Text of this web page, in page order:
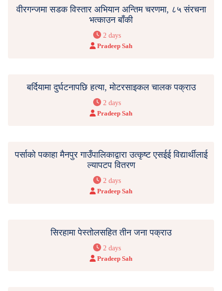
वीरगन्जमा सडक विस्तार अभियान अन्तिम चरणमा, ८५ संरचना
भत्काउन बाँकी
2 days
Pradeep Sah
बर्दियामा दुर्घटनापछि हत्या, मोटरसाइकल चालक पक्राउ
2 days
Pradeep Sah
पर्साको पकाहा मैनपुर गाउँपालिकाद्वारा उत्कृष्ट एसईई विद्यार्थीलाई
ल्यापटप वितरण
2 days
Pradeep Sah
सिरहामा पेस्तोलसहित तीन जना पक्राउ
2 days
Pradeep Sah